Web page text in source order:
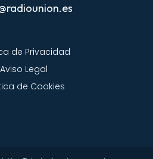
de Privacidad
Aviso Legal
de Cookies